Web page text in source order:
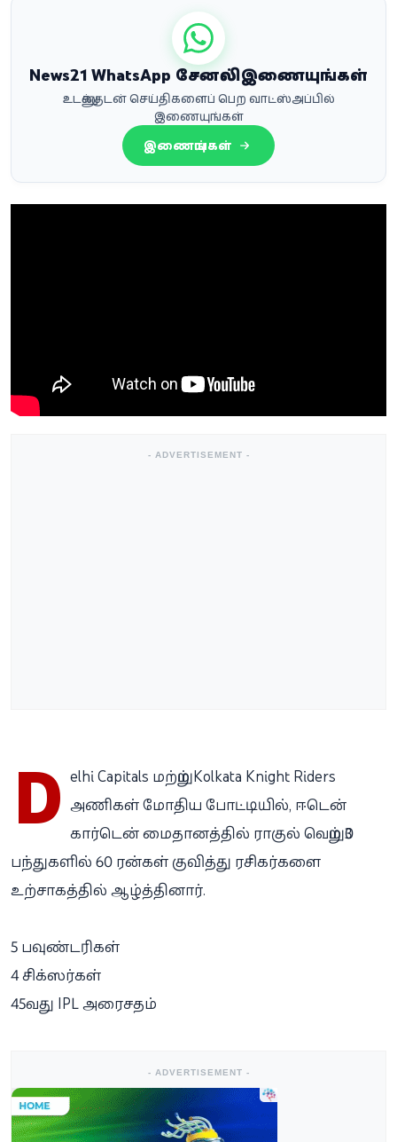
News21 WhatsApp சேனலில் இணையுங்கள்
உடனுக்குடன் செய்திகளைப் பெற வாட்ஸ்அப்பில்
இணையுங்கள்
இணையுங்கள்
- ADVERTISEMENT -
D elhi Capitals மற்றும்Kolkata Knight Riders
அணிகள் மோதிய போட்டியில், ஈடென்
கார்டென் மைதானத்தில் ராகுல் வெறும் 30
பந்துகளில் 60 ரன்கள் குவித்து ரசிகர்களை
உற்சாகத்தில் ஆழ்த்தினார்.
5 பவுண்டரிகள்
4 சிக்ஸர்கள்
45வது IPL அரைசதம்
- ADVERTISEMENT -